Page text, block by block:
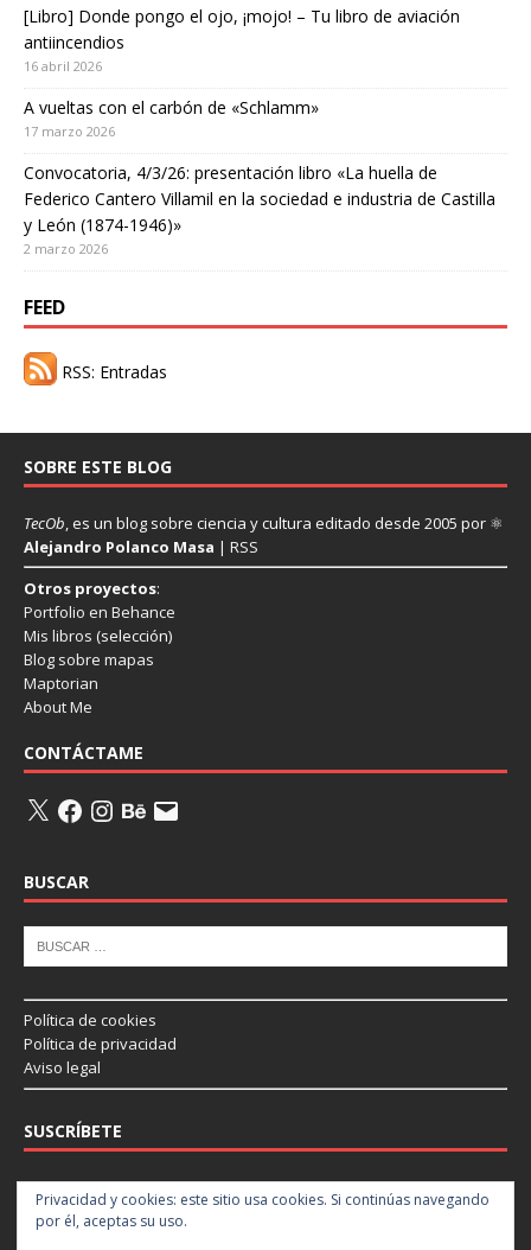
[Libro] Donde pongo el ojo, ¡mojo! – Tu libro de aviación
antiincendios
16 abril 2026
A vueltas con el carbón de «Schlamm»
17 marzo 2026
Convocatoria, 4/3/26: presentación libro «La huella de
Federico Cantero Villamil en la sociedad e industria de Castilla
y León (1874-1946)»
2 marzo 2026
FEED
RSS: Entradas
SOBRE ESTE BLOG
TecOb, es un blog sobre ciencia y cultura editado desde 2005 por ⚛
Alejandro Polanco Masa | RSS
Otros proyectos:
Portfolio en Behance
Mis libros (selección)
Blog sobre mapas
Maptorian
About Me
CONTÁCTAME
BUSCAR
Política de cookies
Política de privacidad
Aviso legal
SUSCRÍBETE
Introduce tu correo electrónico para suscribirte a este blog y recibir
notificaciones de nuevas entradas.
Privacidad y cookies: este sitio usa cookies. Si continúas navegando
por él, aceptas su uso.